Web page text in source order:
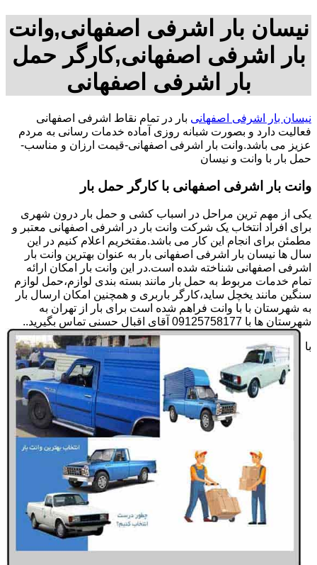
نیسان بار اشرفی اصفهانی,وانت
بار اشرفی اصفهانی,کارگر حمل
بار اشرفی اصفهانی
نیسان بار اشرفی اصفهانی بار در تمام نقاط اشرفی اصفهانی
فعالیت دارد و بصورت شبانه روزی آماده خدمات رسانی به مردم
عزیز می باشد.وانت بار اشرفی اصفهانی-قیمت ارزان و مناسب-
حمل بار با وانت و نیسان
وانت بار اشرفی اصفهانی با کارگر حمل بار
یکی از مهم ترین مراحل در اسباب کشی و حمل بار درون شهری
برای افراد انتخاب یک شرکت وانت بار در اشرفی اصفهانی معتبر و
مطمئن برای انجام این کار می باشد.مفتخریم اعلام کنیم در این
سال ها نیسان بار اشرفی اصفهانی بار به عنوان بهترین وانت بار
اشرفی اصفهانی شناخته شده است.در این وانت بار امکان ارائه
تمام خدمات مربوط به حمل بار مانند بسته بندی لوازم،حمل لوازم
سنگین مانند یخچل ساید،کارگر باربری و همچنین امکان ارسال بار
به شهرستان با با وانت فراهم شده است برای بار از تهران به
شهرستان ها با 09125758177 آقای اقبال حسنی تماس بگیرید..
با